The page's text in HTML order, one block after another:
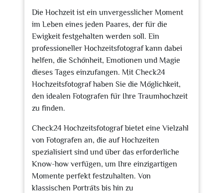
Die Hochzeit ist ein unvergesslicher Moment
im Leben eines jeden Paares, der für die
Ewigkeit festgehalten werden soll. Ein
professioneller Hochzeitsfotograf kann dabei
helfen, die Schönheit, Emotionen und Magie
dieses Tages einzufangen. Mit Check24
Hochzeitsfotograf haben Sie die Möglichkeit,
den idealen Fotografen für Ihre Traumhochzeit
zu finden.
Check24 Hochzeitsfotograf bietet eine Vielzahl
von Fotografen an, die auf Hochzeiten
spezialisiert sind und über das erforderliche
Know-how verfügen, um Ihre einzigartigen
Momente perfekt festzuhalten. Von
klassischen Porträts bis hin zu